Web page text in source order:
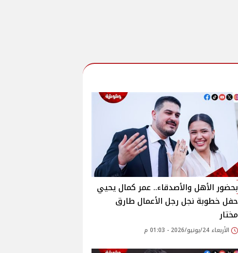
بحضور الأهل والأصدقاء.. عمر كمال يحيي
حفل خطوبة نجل رجل الأعمال طارق
مختار
الأربعاء 24/يونيو/2026 - 01:03 م